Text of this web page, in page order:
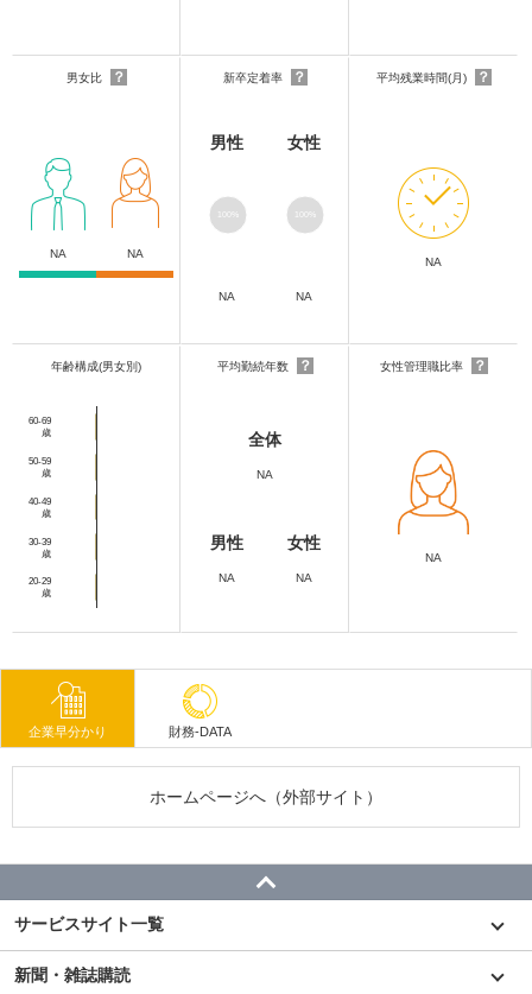
男女比 ？
NA NA
新卒定着率 ？
男性
NA
女性
NA
平均残業時間(月) ？
NA
年齢構成(男女別)
60-69
歳
50-59
歳
40-49
歳
30-39
歳
20-29
歳
平均勤続年数 ？
全体
NA
男性
NA
女性
NA
女性管理職比率 ？
NA
企業早分かり 財務-DATA
ホームページへ（外部サイト）
サービスサイト一覧
新聞・雑誌購読